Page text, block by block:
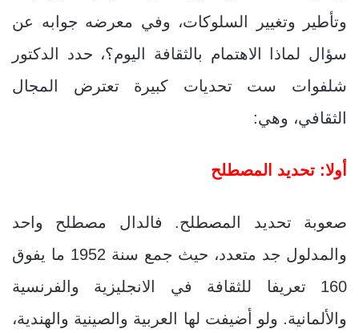
وتأطير وتغيير السلوكات، وفي معرضه جوابه عن
سؤال لماذا الاهتمام بالثقافة اليوم؟، حدد الدكتور
شلفوات ست تحديات كبيرة تعترض المجال
الثقافي، وهي:
أولا: تحديد المصطلح
صعوبة تحديد المصطلح. فالدال مصطلح واحد
والمدلول جد متعدد، حيث جمع سنة 1952 ما يفوق
160 تعريفا للثقافة في الانجليزية والفرنسية
والألمانية. ولو أضيفت لها العربية والصينية والهندية،